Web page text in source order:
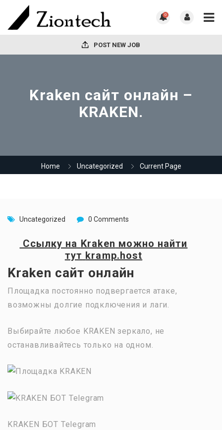
0
POST NEW JOB
Kraken сайт онлайн –
KRAKEN.
Home Uncategorized Current Page
Uncategorized 0 Comments
Ссылку на Kraken можно найти
тут kramp.host
Kraken сайт онлайн
Площадка постоянно подвергается атаке,
возможны долгие подключения и лаги.
Выбирайте любое KRAKEN зеркало, не
останавливайтесь только на одном.
KRAKEN БОТ Telegram